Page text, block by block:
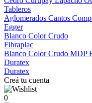
Tableros
Aglomerados Cantos
Egger
Blanco ColorCrudo
Fibraplac
Blanco ColorCrudo MDP
Duratex
Duratex
Creá tu cuenta
0